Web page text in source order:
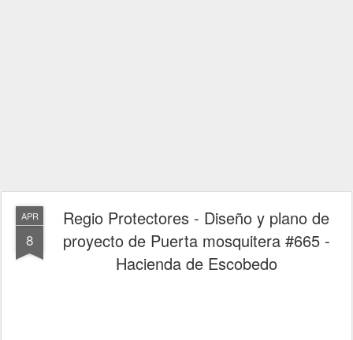
APR
8
Regio Protectores - Diseño y plano de
proyecto de Puerta mosquitera #665 -
Hacienda de Escobedo